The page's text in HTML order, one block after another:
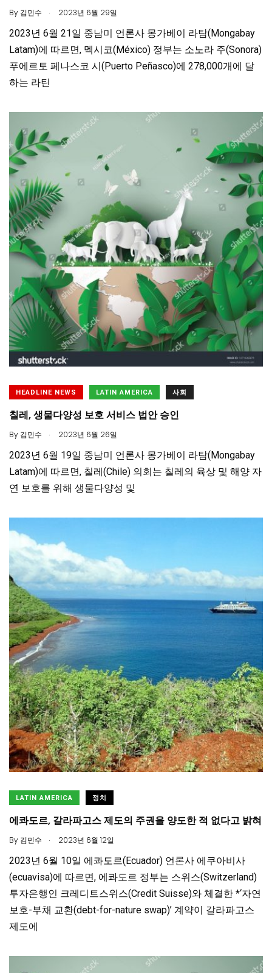
By 김민수 . 2023년 6월 29일
2023년 6월 21일 중남미 언론사 몽가베이 라탐(Mongabay
Latam)에 따르면, 멕시코(México) 정부는 소노라 주(Sonora)
푸에르토 페나스코 시(Puerto Peñasco)에 278,000개에 달
하는 라틴
HEADLINE NEWS LATIN AMERICA 사회
칠레, 생물다양성 보호 서비스 법안 승인
By 김민수 . 2023년 6월 26일
2023년 6월 19일 중남미 언론사 몽가베이 라탐(Mongabay
Latam)에 따르면, 칠레(Chile) 의회는 칠레의 육상 및 해양 자
연 보호를 위해 생물다양성 및
LATIN AMERICA 정치
에콰도르, 갈라파고스 제도의 주권을 양도한 적 없다고 밝혀
By 김민수 . 2023년 6월 12일
2023년 6월 10일 에콰도르(Ecuador) 언론사 에쿠아비사
(ecuavisa)에 따르면, 에콰도르 정부는 스위스(Switzerland)
투자은행인 크레디트스위스(Credit Suisse)와 체결한 *‘자연
보호-부채 교환(debt-for-nature swap)’ 계약이 갈라파고스
제도에